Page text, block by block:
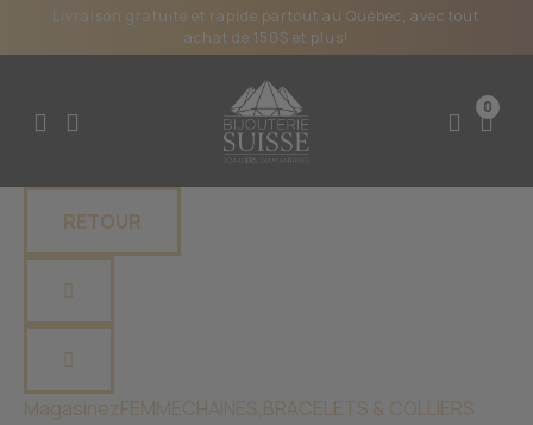
Livraison gratuite et rapide partout au Québec, avec tout
achat de 150$ et plus!
0
RETOUR
MagasinezFEMMECHAINES,BRACELETS & COLLIERS